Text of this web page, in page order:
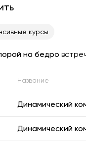
курсы
на бедро
Название
Динамический
Динамический